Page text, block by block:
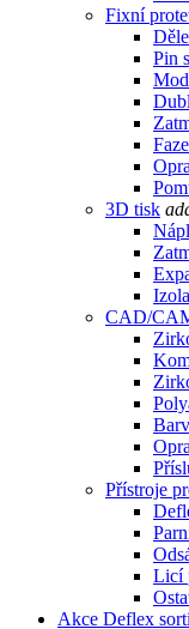
Fixní
Pin
3D tisk
CAD/
Přístroje
Licí
Akce Deflex